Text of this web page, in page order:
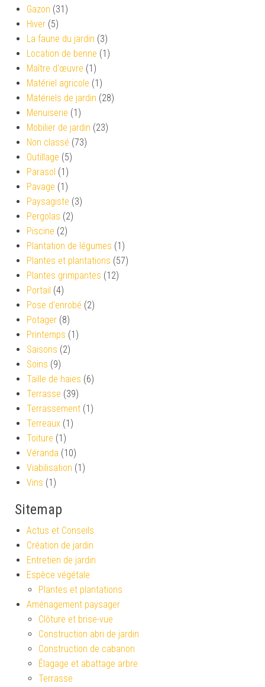
Gazon (31)
Hiver (5)
La faune du jardin (3)
Location de benne (1)
Maître d'œuvre (1)
Matériel agricole (1)
Matériels de jardin (28)
Menuiserie (1)
Mobilier de jardin (23)
Non classé (73)
Outillage (5)
Parasol (1)
Pavage (1)
Paysagiste (3)
Pergolas (2)
Piscine (2)
Plantation de légumes (1)
Plantes et plantations (57)
Plantes grimpantes (12)
Portail (4)
Pose d'enrobé (2)
Potager (8)
Printemps (1)
Saisons (2)
Soins (9)
Taille de haies (6)
Terrasse (39)
Terrassement (1)
Terreaux (1)
Toiture (1)
Véranda (10)
Viabilisation (1)
Vins (1)
Sitemap
Actus et Conseils
Création de jardin
Entretien de jardin
Espèce végétale
Plantes et plantations
Aménagement paysager
Clôture et brise-vue
Construction abri de jardin
Construction de cabanon
Élagage et abattage arbre
Terrasse